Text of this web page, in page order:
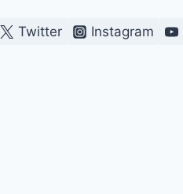
Twitter Instagram